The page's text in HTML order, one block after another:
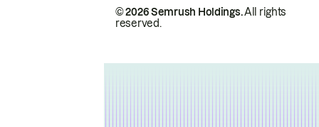
© 2026 Semrush Holdings.All rights
reserved.